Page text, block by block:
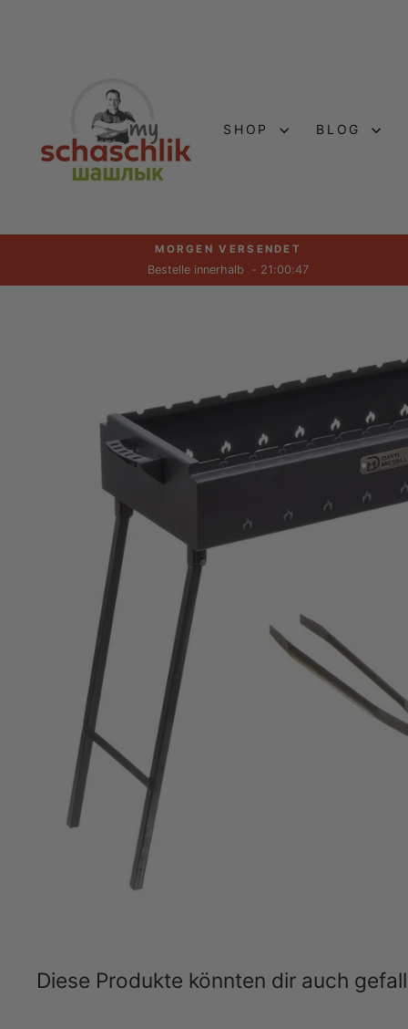
SHOP BLOG
MORGEN VERSENDET
Bestelle innerhalb - 21:00:46
Diese Produkte könnten dir auch